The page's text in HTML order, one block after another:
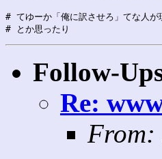
# てゆーか「俺に訳させろ」てな人が
Follow-
Re:
From: